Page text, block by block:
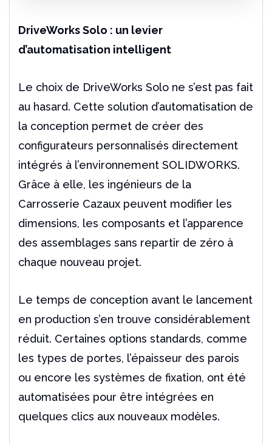
DriveWorks Solo : un levier
d’automatisation intelligent
Le choix de DriveWorks Solo ne s’est pas fait
au hasard. Cette solution d’automatisation de
la conception permet de créer des
configurateurs personnalisés directement
intégrés à l’environnement SOLIDWORKS.
Grâce à elle, les ingénieurs de la
Carrosserie Cazaux peuvent modifier les
dimensions, les composants et l’apparence
des assemblages sans repartir de zéro à
chaque nouveau projet.
Le temps de conception avant le lancement
en production s’en trouve considérablement
réduit. Certaines options standards, comme
les types de portes, l’épaisseur des parois
ou encore les systèmes de fixation, ont été
automatisées pour être intégrées en
quelques clics aux nouveaux modèles.